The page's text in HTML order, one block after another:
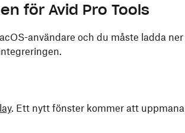
för Avid Pro Tools
användare och du måste ladda ner
. Ett nytt fönster kommer att uppmana